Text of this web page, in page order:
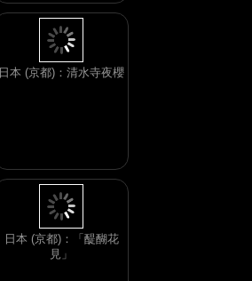
日本 (京都)：清水寺夜櫻
日本 (京都)：「醍醐花
見」